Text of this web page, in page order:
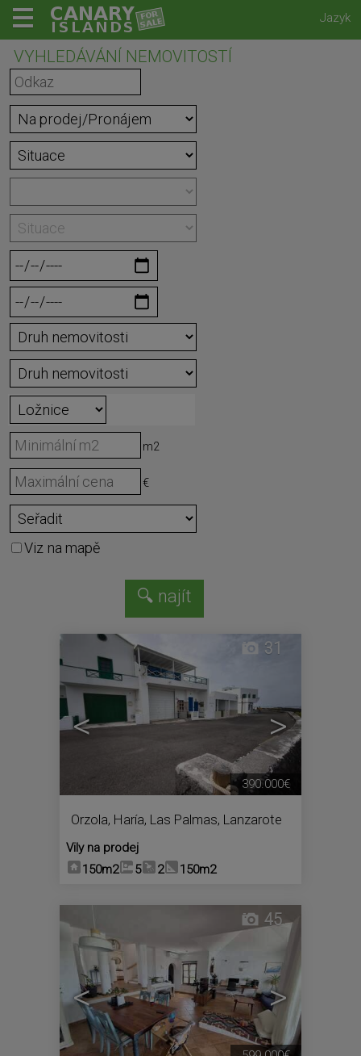
Jazyk
VYHLEDÁVÁNÍ NEMOVITOSTÍ
m2
€
Viz na mapě
< >
31
Orzola, Haría, Las Palmas, Lanzarote
Vily na prodej
150m2
5 2 150m2
390.000€
< >
45